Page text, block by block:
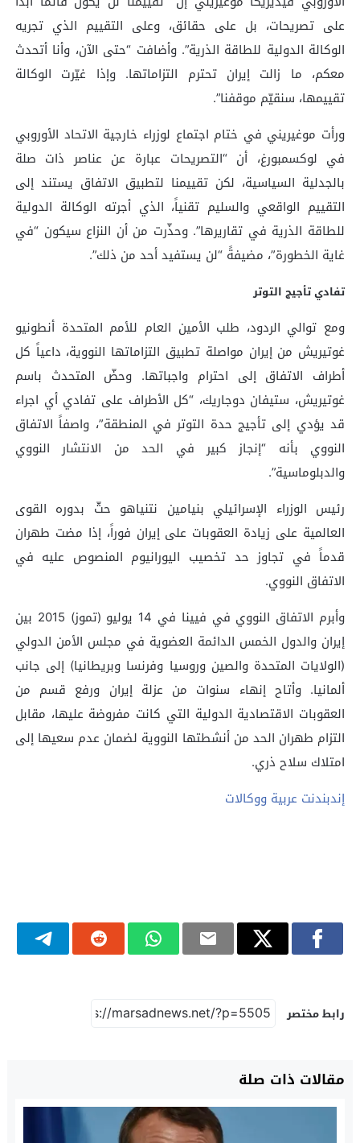
على تصريحات، بل على حقائق، وعلى التقييم الذي تجريه
الوكالة الدولية للطاقة الذرية”. وأضافت “حتى الآن، وأنا أتحدث
معكم، ما زالت إيران تحترم التزاماتها. وإذا غيّرت الوكالة
تقييمها، سنقيّم موقفنا”.
ورأت موغيريني في ختام اجتماع لوزراء خارجية الاتحاد الأوروبي
في لوكسمبورغ، أن “التصريحات عبارة عن عناصر ذات صلة
بالجدلية السياسية، لكن تقييمنا لتطبيق الاتفاق يستند إلى
التقييم الواقعي والسليم تقنياً، الذي أجرته الوكالة الدولية
للطاقة الذرية في تقاريرها”. وحذّرت من أن النزاع سيكون “في
غاية الخطورة”، مضيفةً “لن يستفيد أحد من ذلك”.
تفادي تأجيج التوتر
ومع توالي الردود، طلب الأمين العام للأمم المتحدة أنطونيو
غوتيريش من إيران مواصلة تطبيق التزاماتها النووية، داعياً كل
أطراف الاتفاق إلى احترام واجباتها. وحضّ المتحدث باسم
غوتيريش، ستيفان دوجاريك، “كل الأطراف على تفادي أي اجراء
قد يؤدي إلى تأجيج حدة التوتر في المنطقة”، واصفاً الاتفاق
النووي بأنه “إنجاز كبير في الحد من الانتشار النووي
والدبلوماسية”.
رئيس الوزراء الإسرائيلي بنيامين نتنياهو حثّ بدوره القوى
العالمية على زيادة العقوبات على إيران فوراً، إذا مضت طهران
قدماً في تجاوز حد تخصيب اليورانيوم المنصوص عليه في
الاتفاق النووي.
وأبرم الاتفاق النووي في فيينا في 14 يوليو (تموز) 2015 بين
إيران والدول الخمس الدائمة العضوية في مجلس الأمن الدولي
(الولايات المتحدة والصين وروسيا وفرنسا وبريطانيا) إلى جانب
ألمانيا. وأتاح إنهاء سنوات من عزلة إيران ورفع قسم من
العقوبات الاقتصادية الدولية التي كانت مفروضة عليها، مقابل
التزام طهران الحد من أنشطتها النووية لضمان عدم سعيها إلى
امتلاك سلاح ذري.
إندبندنت عربية ووكالات
رابط مختصر
مقالات ذات صلة